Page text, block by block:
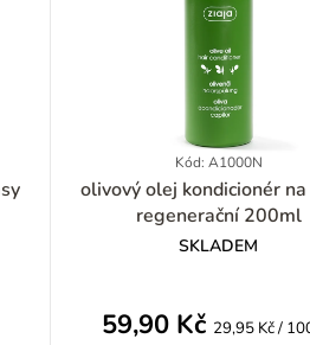
Kód: A1000N
olivový olej kondicionér na vlasy
regenerační 200ml
SKLADEM
59,90 Kč Měrná
29,95 Kč /